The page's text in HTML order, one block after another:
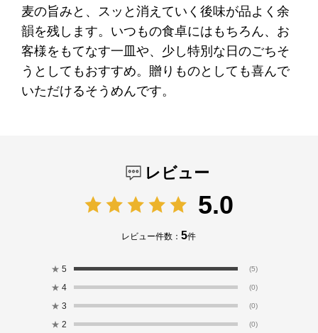
麦の旨みと、スッと消えていく後味が品よく余
韻を残します。いつもの食卓にはもちろん、お
客様をもてなす一皿や、少し特別な日のごちそ
うとしてもおすすめ。贈りものとしても喜んで
いただけるそうめんです。
レビュー
5.0
レビュー件数：5件
★ 5 (5)
★ 4 (0)
★ 3 (0)
★ 2 (0)